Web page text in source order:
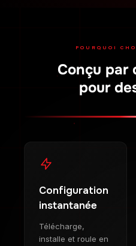
POURQUOI
Conçu par
pour
Configuration
instantanée
Télécharge,
installe et roule en